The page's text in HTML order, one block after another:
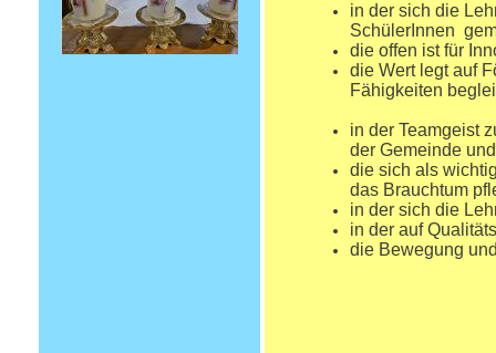
in der sich die
SchülerInnen
die offen ist für
die Wert legt auf
Fähigkeiten
in der Teamgeist
der Gemeinde
die sich als
das Brauchtum
in der sich die
in der auf
die Bewegung